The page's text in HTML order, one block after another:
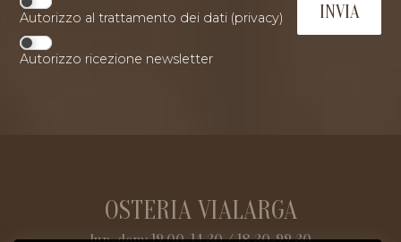
Autorizzo al trattamento dei dati (privacy)
Autorizzo ricezione newsletter
OSTERIA VIALARGA